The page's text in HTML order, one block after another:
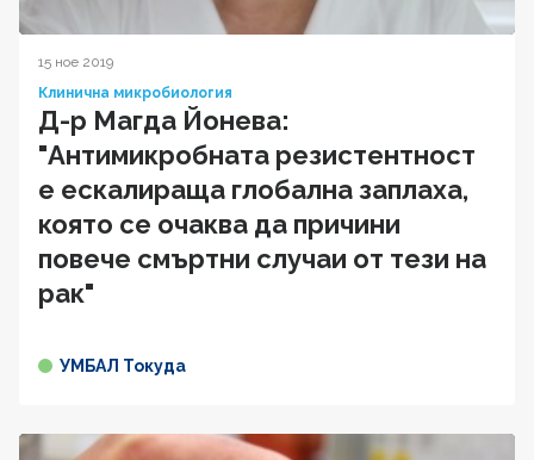
15 ное 2019
Клинична микробиология
Д-р Магда Йонева:
"Антимикробната резистентност
е ескалираща глобална заплаха,
която се очаква да причини
повече смъртни случаи от тези на
рак"
УМБАЛ Токуда